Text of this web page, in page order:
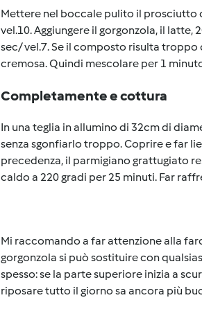
Mettere nel boccale pulito il prosciutto
vel.10. Aggiungere il gorgonzola, il
sec/ vel.7. Se il composto risulta
cremosa. Quindi mescolare per 1
Completamente e cottura
In una teglia in allumino di 32cm di
senza sgonfiarlo troppo. Coprire e far
precedenza, il parmigiano grattugiato
caldo a 220 gradi per 25 minuti. Far
Mi raccomando a far attenzione alla
gorgonzola si può sostituire con
spesso: se la parte superiore inizia a
riposare tutto il giorno sa ancora più